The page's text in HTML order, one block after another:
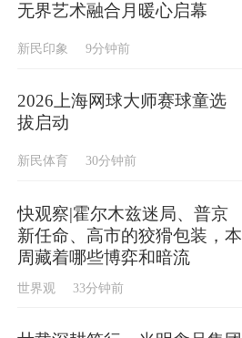
无界艺术融合月暖心启幕
新民印象 9分钟前
2026上海网球大师赛球童选
拔启动
新民体育 30分钟前
快观察|霍尔木兹迷局、普京
新任命、高市的狡猾包装，本
周藏着哪些博弈和暗流
世界观 33分钟前